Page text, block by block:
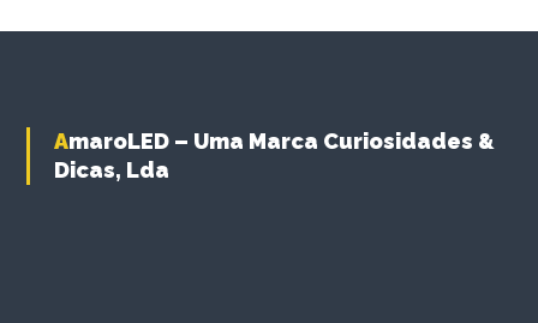
AmaroLED – Uma Marca Curiosidades &
Dicas, Lda